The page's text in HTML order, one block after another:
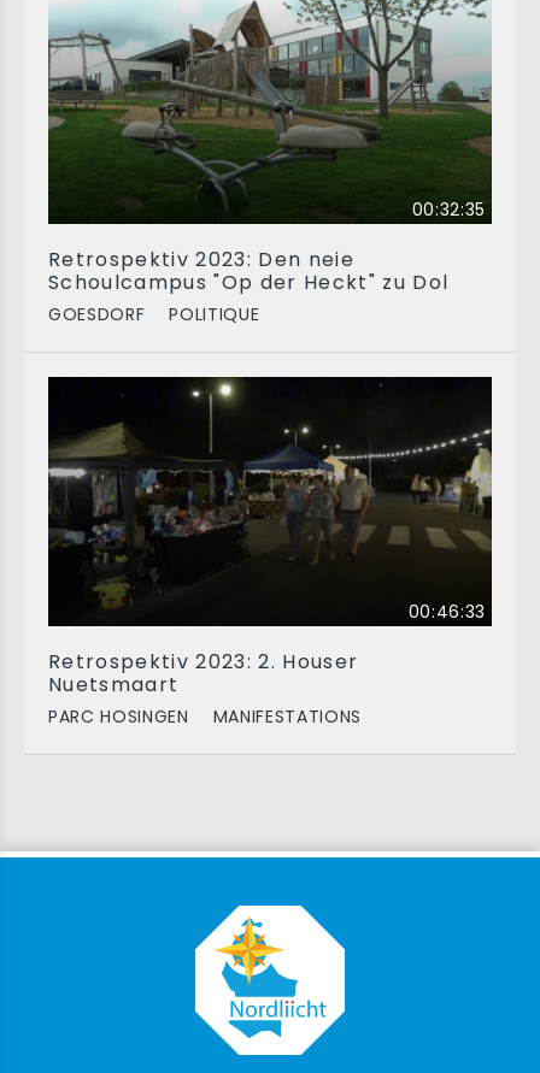
00:32:35
Retrospektiv 2023: Den neie
Schoulcampus "Op der Heckt" zu Dol
GOESDORF POLITIQUE
00:46:33
Retrospektiv 2023: 2. Houser
Nuetsmaart
PARC HOSINGEN MANIFESTATIONS